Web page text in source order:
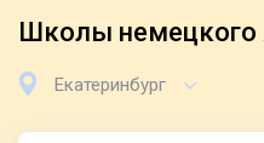
Школы немецкого
Екатеринбург